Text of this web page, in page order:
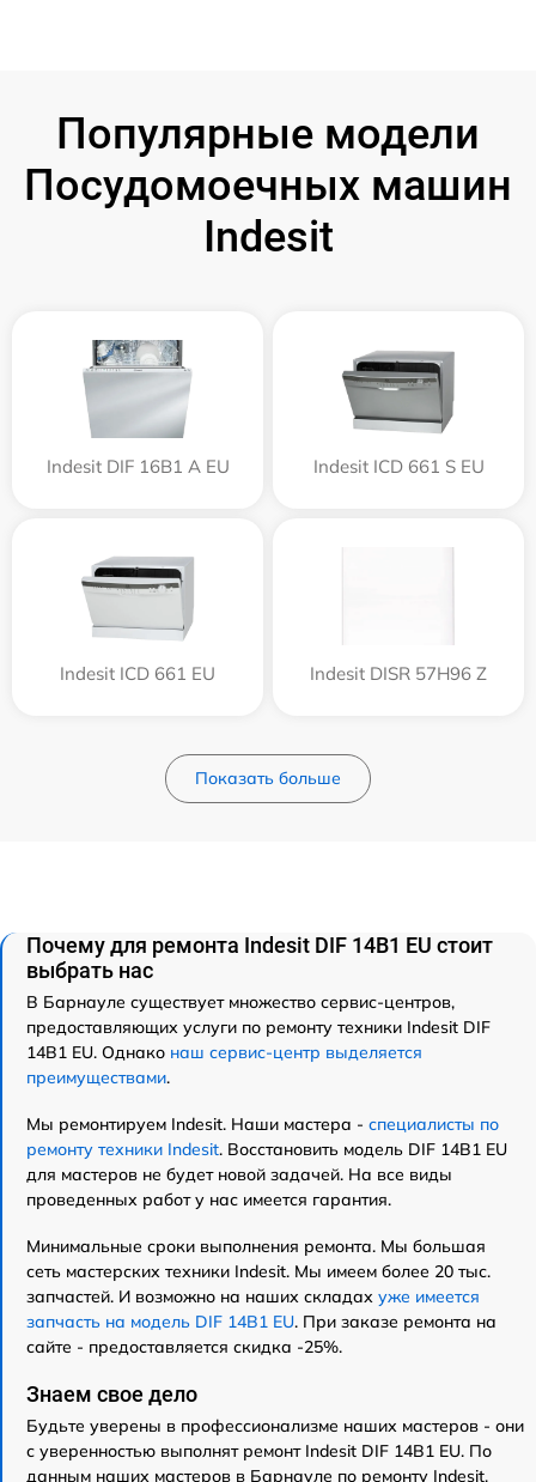
Популярные модели
Посудомоечных машин
Indesit
Indesit DIF 16B1 A EU Indesit ICD 661 S EU
Indesit ICD 661 EU Indesit DISR 57H96 Z
Показать больше
Почему для ремонта Indesit DIF 14B1 EU стоит
выбрать нас
В Барнауле существует множество сервис-центров,
предоставляющих услуги по ремонту техники Indesit DIF
14B1 EU. Однако наш сервис-центр выделяется
преимуществами.
Мы ремонтируем Indesit. Наши мастера - специалисты по
ремонту техники Indesit. Восстановить модель DIF 14B1 EU
для мастеров не будет новой задачей. На все виды
проведенных работ у нас имеется гарантия.
Минимальные сроки выполнения ремонта. Мы большая
сеть мастерских техники Indesit. Мы имеем более 20 тыс.
запчастей. И возможно на наших складах уже имеется
запчасть на модель DIF 14B1 EU. При заказе ремонта на
сайте - предоставляется скидка -25%.
Знаем свое дело
Будьте уверены в профессионализме наших мастеров - они
с уверенностью выполнят ремонт Indesit DIF 14B1 EU. По
данным наших мастеров в Барнауле по ремонту Indesit,